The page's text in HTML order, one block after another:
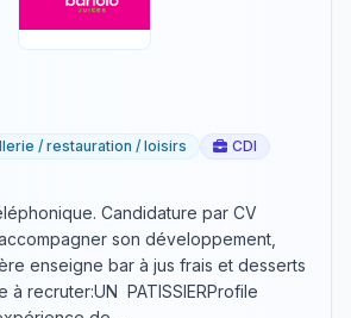
/ restauration / loisirs
CDI
Candidature par CV
son développement,
enseigne bar à jus frais et desserts
à recruter:UN PATISSIERProfile